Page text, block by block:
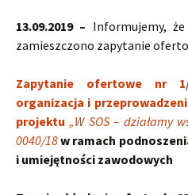
13.09.2019 – Informujemy,
zamieszczono zapytanie
Zapytanie ofertowe nr 1/
organizacja i
projektu„W SOS – działamy
0040/18w ramach
i umiejętności zawodowych